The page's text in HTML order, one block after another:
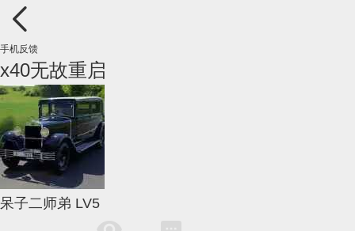
手机反馈
x40无故重启
呆子二师弟 LV5